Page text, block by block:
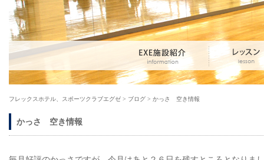
フレックスホテル、スポーツクラブエグゼ > ブログ > かっさ 空き情報
かっさ 空き情報